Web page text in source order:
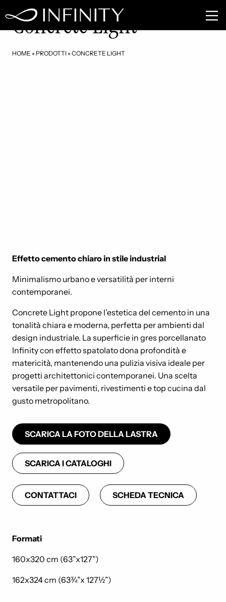
HOME » PRODOTTI » CONCRETE LIGHT
CE01
Concrete Light
Effetto cemento chiaro in stile industrial
Minimalismo urbano e versatilità per interni
contemporanei.
Concrete Light propone l’estetica del cemento in una
tonalità chiara e moderna, perfetta per ambienti dal
design industriale. La superficie in gres porcellanato
Infinity con effetto spatolato dona profondità e
matericità, mantenendo una pulizia visiva ideale per
progetti architettonici contemporanei. Una scelta
versatile per pavimenti, rivestimenti e top cucina dal
gusto metropolitano.
SCARICA LA FOTO DELLA LASTRA
SCARICA I CATALOGHI
CONTATTACI SCHEDA TECNICA
Formati
160x320 cm (63”x127”)
162x324 cm (63¾”x 127½”)